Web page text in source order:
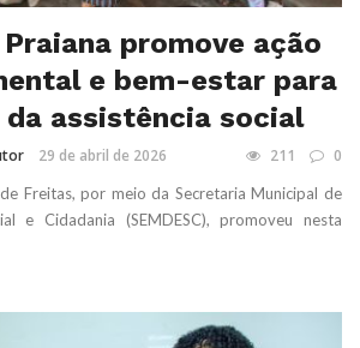
Praiana promove ação
e bem-estar para
da assistência social
29 de abril de 2026 211 0
Freitas, por meio da Secretaria Municipal de
e Cidadania (SEMDESC), promoveu nesta